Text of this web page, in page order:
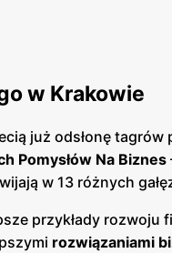
w Krakowie
już odsłonę
Pomysłów Na Biznes
w 13 różnych
przykłady rozwoju
rozwiązaniami